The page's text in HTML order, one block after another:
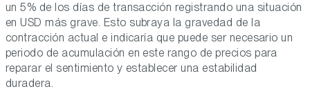
un 5% de los días de transacción registrando una situación
en USD más grave. Esto subraya la gravedad de la
contracción actual e indicaría que puede ser necesario un
periodo de acumulación en este rango de precios para
reparar el sentimiento y establecer una estabilidad
duradera.